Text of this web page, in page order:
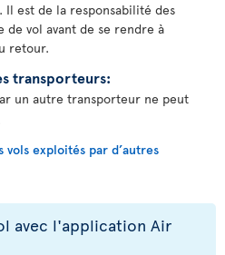
Il est de la responsabilité des
de vol avant de se rendre à
retour.
transporteurs:
un autre transporteur ne peut
exploités par d’autres
avec l'application Air